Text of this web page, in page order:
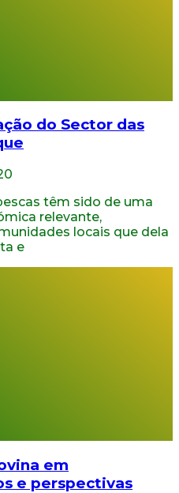
do Sector das
têm sido de uma
relevante,
locais que dela
e
em
e perspectivas